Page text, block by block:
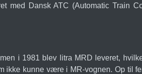
med Dansk ATC (Automatic Train
i 1981 blev litra MRD leveret,
ikke kunne være i MR-vognen. Op til